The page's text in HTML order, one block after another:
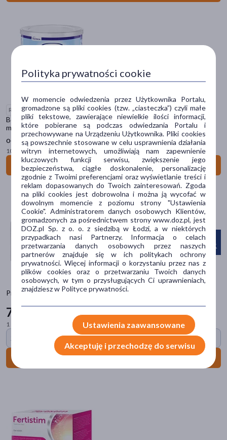
Refundowany
Bebilon Pepti Syneo 2, żywność specjalnego przeznaczenia
medycznego dla dzieci i niemowląt powyżej 6. miesiąca życia, 400 g
od 1597 zł
100 g = 13,31 zł
Zobacz szczegóły
Pikabu Baby Care, chusteczki nawilżane Pure, 60 szt.
7
1 szt. = 0,13 zł
2 + 1 za 1 grosz
Do koszyka
Marka
4Lacti(1)
A-Cerumen(2)
AA(2)
ACC (2)
pokaż więcej
Postać
płyn (340)
proszek(316)
krem (305)
kapsułki (298)
tabletka(237)
pokaż więcej
Problem
(773)
obniżona odporność(367)
(297)
AZS (atopowe zapalenie skóry)(293)
mleko krowie(213)
ryby (147)
Polityka prywatności cookie
W momencie odwiedzenia przez Użytkownika Portalu,
gromadzone są pliki cookies (tzw. „ciasteczka”) czyli małe
pliki tekstowe, zawierające niewielkie ilości informacji,
które pobierane są podczas odwiedzania Portalu i
przechowywane na Urządzeniu Użytkownika. Pliki cookies
są powszechnie stosowane w celu usprawnienia działania
witryn internetowych, umożliwiają nam zapewnienie
kluczowych funkcji serwisu, zwiększenie jego
bezpieczeństwa, ciągłe doskonalenie, personalizację
zgodnie z Twoimi preferencjami oraz wyświetlanie treści i
reklam dopasowanych do Twoich zainteresowań. Zgoda
na pliki cookies jest dobrowolna i można ją wycofać w
dowolnym momencie z poziomu strony "Ustawienia
Cookie". Administratorem danych osobowych Klientów,
gromadzonych za pośrednictwem strony www.doz.pl, jest
DOZ.pl Sp. z o. o. z siedzibą w Łodzi, a w niektórych
przypadkach nasi Partnerzy. Informacja o celach
przetwarzania danych osobowych przez naszych
partnerów znajduje się w ich politykach ochrony
prywatności. Więcej informacji o korzystaniu przez nas z
plików cookies oraz o przetwarzaniu Twoich danych
osobowych, w tym o przysługujących Ci uprawnieniach,
znajdziesz w Polityce prywatności.
Ustawienia zaawansowane
Akceptuję i przechodzę do serwisu